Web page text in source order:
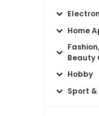
Home
Beauty
Hobby
Sport